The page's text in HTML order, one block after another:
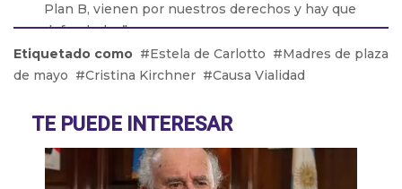
Plan B, vienen por nuestros derechos y hay que
defenderlos”
Claudia Neira: “Hace tiempo venimos
construyendo una alternativa para ganar la
mismo”
Beatriz Busaniche: “Ese día va a ser una pesadilla
y los partidos políticos no están haciendo nada”
Etiquetado como Estela de Carlotto
Madres de plaza
de mayo
Cristina Kirchner Causa Vialidad
TE PUEDE INTERESAR